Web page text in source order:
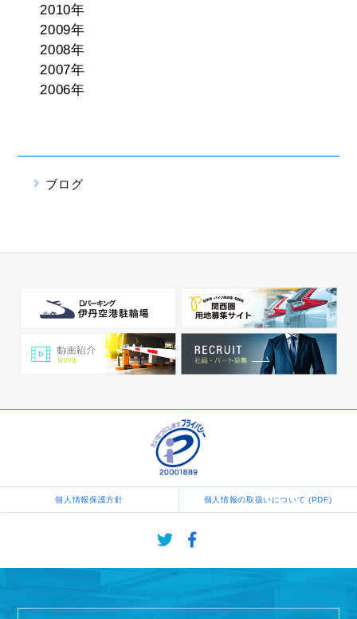
2010年
2009年
2008年
2007年
2006年
ブログ
個人情報保護方針 個人情報の取扱いについて (PDF)